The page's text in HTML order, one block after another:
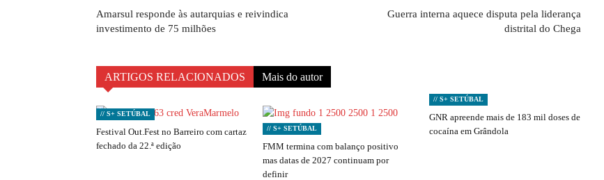
Amarsul responde às autarquias e reivindica
investimento de 75 milhões
Guerra interna aquece disputa pela liderança
distrital do Chega
ARTIGOS RELACIONADOS Mais do autor
// S+ SETÚBAL
Festival Out.Fest no Barreiro com cartaz
fechado da 22.ª edição
// S+ SETÚBAL
FMM termina com balanço positivo
mas datas de 2027 continuam por
definir
// S+ SETÚBAL
GNR apreende mais de 183 mil doses de
cocaína em Grândola